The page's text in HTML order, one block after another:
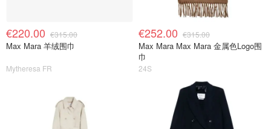
€220.00 €315.00
Max Mara 羊绒围巾
Mytheresa FR
€252.00 €315.00
Max Mara Max Mara 金属色Logo围
巾
24S